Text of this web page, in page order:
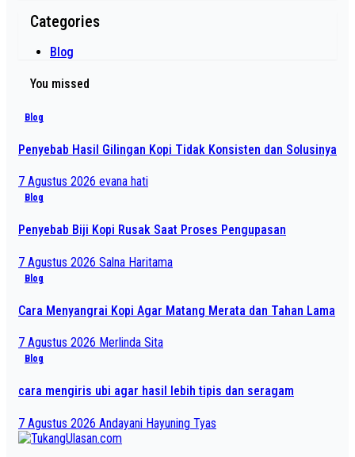
Categories
Blog
You missed
Blog
Penyebab Hasil Gilingan Kopi Tidak Konsisten dan Solusinya
7 Agustus 2026 evana hati
Blog
Penyebab Biji Kopi Rusak Saat Proses Pengupasan
7 Agustus 2026 Salna Haritama
Blog
Cara Menyangrai Kopi Agar Matang Merata dan Tahan Lama
7 Agustus 2026 Merlinda Sita
Blog
cara mengiris ubi agar hasil lebih tipis dan seragam
7 Agustus 2026 Andayani Hayuning Tyas